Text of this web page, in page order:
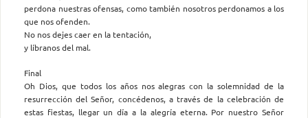
perdona nuestras ofensas, como también nosotros perdonamos a los
que nos ofenden.
No nos dejes caer en la tentación,
y líbranos del mal.
Final
Oh Dios, que todos los años nos alegras con la solemnidad de la
resurrección del Señor, concédenos, a través de la celebración de
estas fiestas, llegar un día a la alegría eterna. Por nuestro Señor